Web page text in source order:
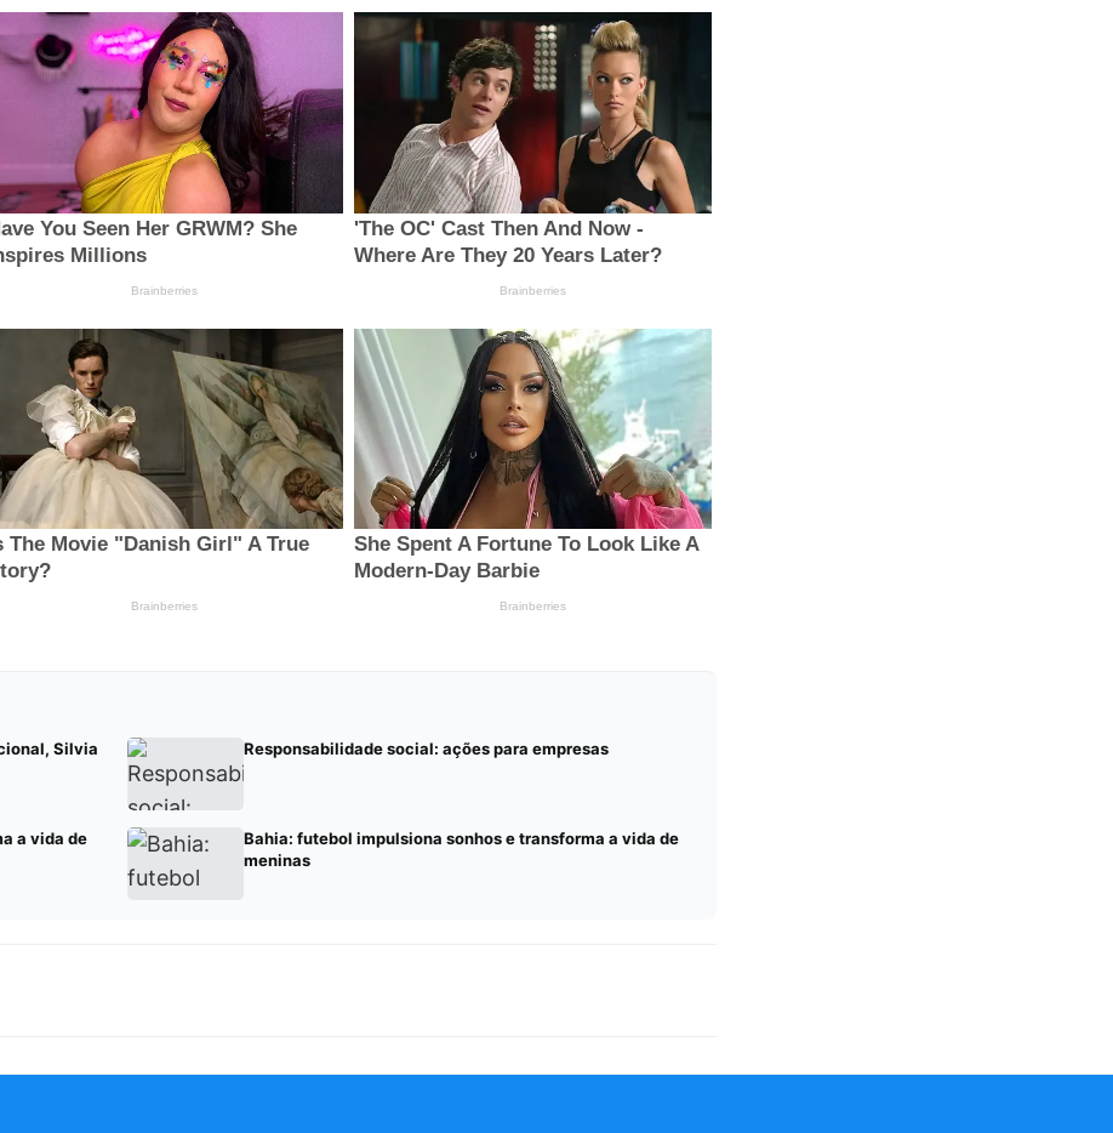
Silvia
Responsabilidade social: ações para empresas
a vida de
Bahia: futebol impulsiona sonhos e transforma a vida de
meninas